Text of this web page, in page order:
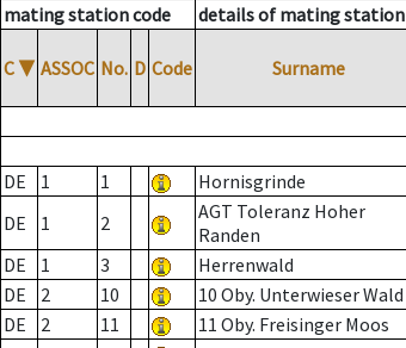
mating station code details of mating station
C ▼ ASSOC No. D Code Surname
DE
1 1 Hornisgrinde
DE
1 2
AGT Toleranz Hoher
Randen
DE
1 3 Herrenwald
DE
2 10 10 Oby. Unterwieser Wald
DE
2 11 11 Oby. Freisinger Moos